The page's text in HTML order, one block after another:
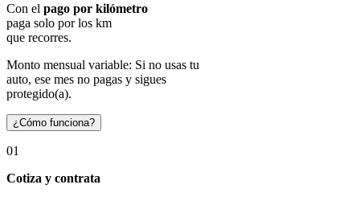
Con el pago por kilómetro
paga solo por los km
que recorres.
Monto mensual variable: Si no usas tu
auto, ese mes no pagas y sigues
protegido(a).
¿Cómo funciona?
01
Cotiza y contrata